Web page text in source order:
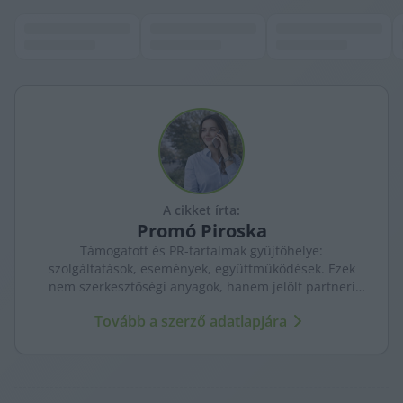
A cikket írta:
Promó Piroska
Támogatott és PR-tartalmak gyűjtőhelye:
szolgáltatások, események, együttműködések. Ezek
nem szerkesztőségi anyagok, hanem jelölt partneri
újságírásától.
Tovább a szerző adatlapjára